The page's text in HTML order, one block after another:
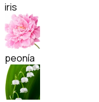
iris
peonía